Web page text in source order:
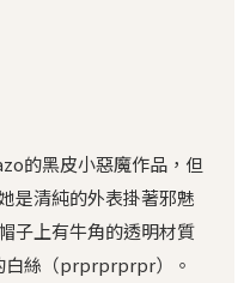
的黑皮小惡魔作品，但
是清純的外表掛著邪魅
子上有牛角的透明材質
白絲（prprprprpr）。